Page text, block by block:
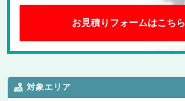
お見積りフォームはこちら
対象エリア